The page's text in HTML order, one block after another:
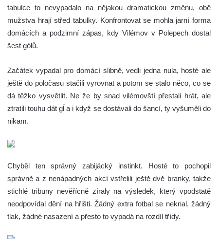
tabulce to nevypadalo na nějakou dramatickou změnu, obě
mužstva hrají střed tabulky. Konfrontovat se mohla jarní forma
domácích a podzimní zápas, kdy Vilémov v Polepech dostal
šest gólů.
Začátek vypadal pro domácí slibně, vedli jedna nula, hosté ale
ještě do poločasu stačili vyrovnat a potom se stalo něco, co se
dá těžko vysvětlit. Ne že by snad vilémovští přestali hrát, ale
ztratili touhu dát gĺ a i když se dostávali do šancí, ty vyšuměli do
nikam.
Chyběl ten správný zabijácký instinkt. Hosté to pochopil
správně a z nenápadných akcí vstřelili ještě dvě branky, takže
stichlé tribuny nevěřícně zíraly na výsledek, který vpodstatě
neodpovídal dění na hřišti. Žádný extra fotbal se neknal, žádný
tlak, žádné nasazení a přesto to vypadá na rozdíl třídy.